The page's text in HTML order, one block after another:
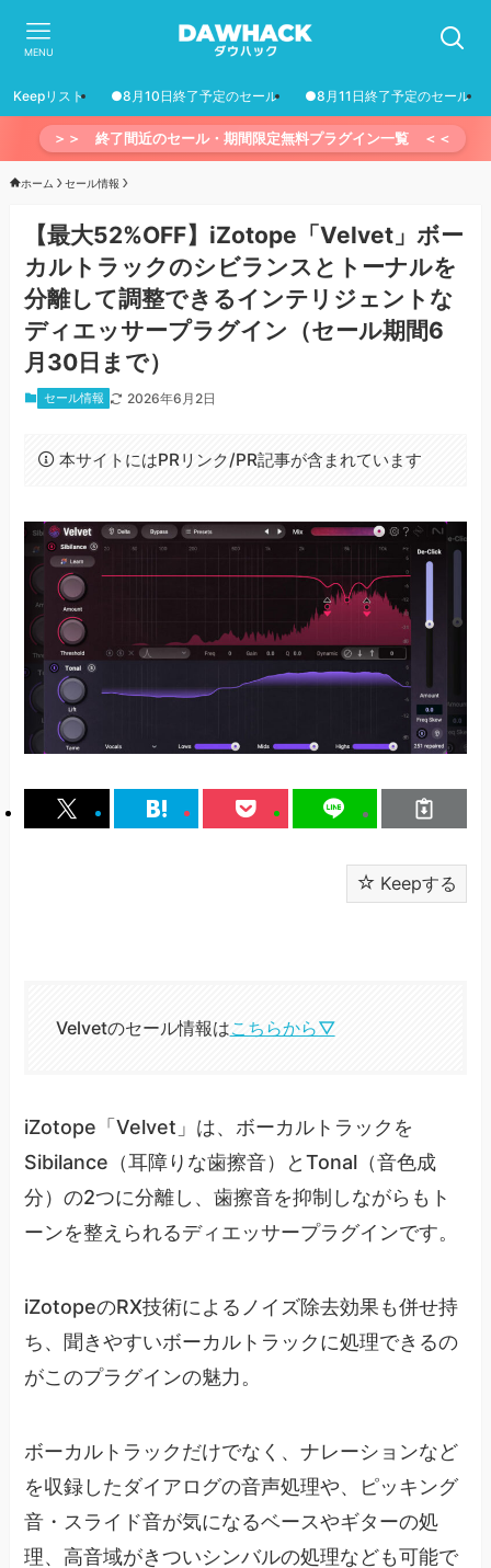
MENU
Keepリスト ●8月10日終了予定のセール ●8月11日終了予定のセール
＞＞ 終了間近のセール・期間限定無料プラグイン一覧 ＜＜
ホーム セール情報
【最大52%OFF】iZotope「Velvet」ボー
カルトラックのシビランスとトーナルを
分離して調整できるインテリジェントな
ディエッサープラグイン（セール期間6
月30日まで）
セール情報 2026年6月2日
本サイトにはPRリンク/PR記事が含まれています
Keepする
Velvetのセール情報はこちらから▽
iZotope「Velvet」は、ボーカルトラックを
Sibilance（耳障りな歯擦音）とTonal（音色成
分）の2つに分離し、歯擦音を抑制しながらもト
ーンを整えられるディエッサープラグインです。
iZotopeのRX技術によるノイズ除去効果も併せ持
ち、聞きやすいボーカルトラックに処理できるの
がこのプラグインの魅力。
ボーカルトラックだけでなく、ナレーションなど
を収録したダイアログの音声処理や、ピッキング
音・スライド音が気になるベースやギターの処
理、高音域がきついシンバルの処理なども可能で